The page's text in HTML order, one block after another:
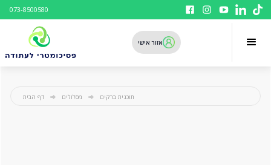
073-8500580
אזור אישי
דף הבית מסלולים תוכנית ברקים